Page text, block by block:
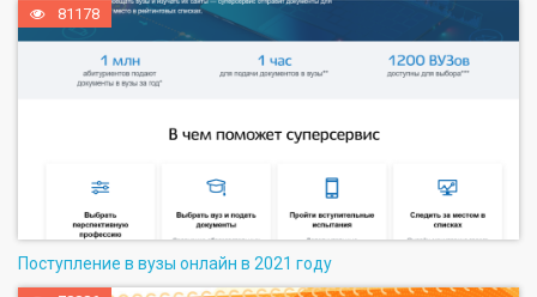
81178
Поступление в вузы онлайн в 2021 году